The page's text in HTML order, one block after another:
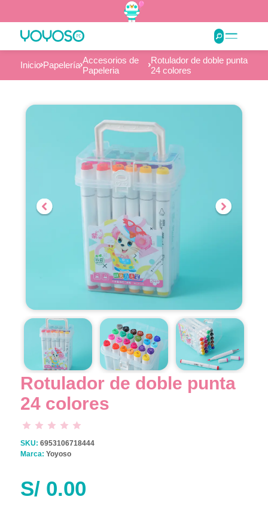
Inicio Papelería Accesorios de
Papeleria
Rotulador de doble punta
24 colores
Rotulador de doble punta
24 colores
SKU: 6953106718444
Marca: Yoyoso
S/0.00